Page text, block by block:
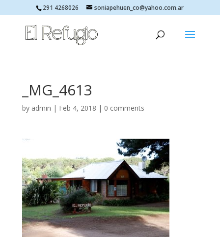
291 4268026 soniapehuen_co@yahoo.com.ar
_MG_4613
by admin | Feb 4, 2018 | 0 comments